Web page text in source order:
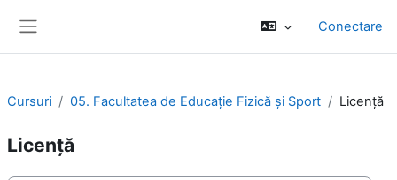
Conectare
Cursuri 05. Facultatea de Educație Fizică și Sport Licență
Licență